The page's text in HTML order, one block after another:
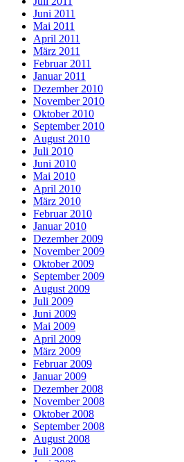
Juni 2011
Mai 2011
April 2011
März 2011
Februar 2011
Januar 2011
Dezember 2010
November 2010
Oktober 2010
September 2010
August 2010
Juli 2010
Juni 2010
Mai 2010
April 2010
März 2010
Februar 2010
Januar 2010
Dezember 2009
November 2009
Oktober 2009
September 2009
August 2009
Juli 2009
Juni 2009
Mai 2009
April 2009
März 2009
Februar 2009
Januar 2009
Dezember 2008
November 2008
Oktober 2008
September 2008
August 2008
Juli 2008